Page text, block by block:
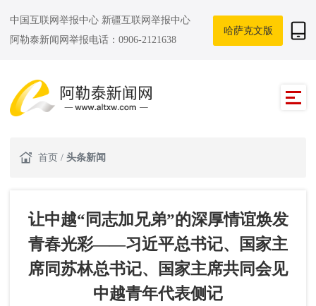
中国互联网举报中心 新疆互联网举报中心
阿勒泰新闻网举报电话：0906-2121638
哈萨克文版
首页 / 头条新闻
让中越“同志加兄弟”的深厚情谊焕发
青春光彩——习近平总书记、国家主
席同苏林总书记、国家主席共同会见
中越青年代表侧记